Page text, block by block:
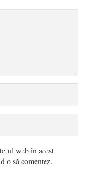
ul web în acest
o să comentez.